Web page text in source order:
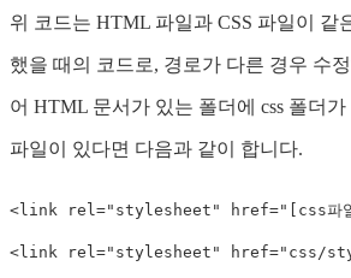
위 코드는 HTML 파일과 CSS 파일이 같
했을 때의 코드로, 경로가 다른 경우 수
어 HTML 문서가 있는 폴더에 css 폴더가
파일이 있다면 다음과 같이 합니다.
< link rel=" stylesheet " href=" [css파
< link rel=" stylesheet " href=" css/